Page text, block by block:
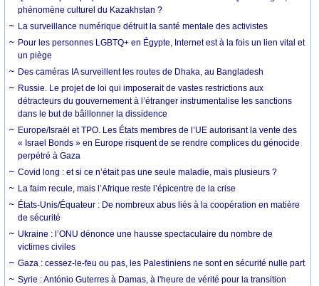
phénomène culturel du Kazakhstan ?
La surveillance numérique détruit la santé mentale des activistes
Pour les personnes LGBTQ+ en Égypte, Internet est à la fois un lien vital et
un piège
Des caméras IA surveillent les routes de Dhaka, au Bangladesh
Russie. Le projet de loi qui imposerait de vastes restrictions aux
détracteurs du gouvernement à l’étranger instrumentalise les sanctions
dans le but de bâillonner la dissidence
Europe/Israël et TPO. Les États membres de l’UE autorisant la vente des
« Israel Bonds » en Europe risquent de se rendre complices du génocide
perpétré à Gaza
Covid long : et si ce n’était pas une seule maladie, mais plusieurs ?
La faim recule, mais l’Afrique reste l’épicentre de la crise
États-Unis/Équateur : De nombreux abus liés à la coopération en matière
de sécurité
Ukraine : l’ONU dénonce une hausse spectaculaire du nombre de
victimes civiles
Gaza : cessez-le-feu ou pas, les Palestiniens ne sont en sécurité nulle part
Syrie : António Guterres à Damas, à l'heure de vérité pour la transition